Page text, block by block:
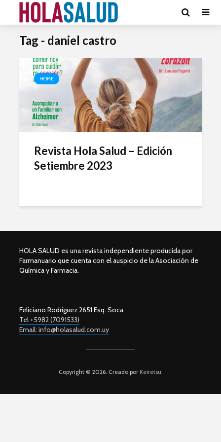
Tag - daniel castro
HOME
Revista Hola Salud – Edición
Setiembre 2023
HOLA SALUD es una revista independiente producida por
Farmanuario que cuenta con el auspicio de la Asociación de
Química y Farmacia.
Feliciano Rodríguez 2651 Esq. Soca.
Tel +5982 (7091533)
Email: info@holasalud.com.uy
Copyright © 2026. Creado porKeiretsu.